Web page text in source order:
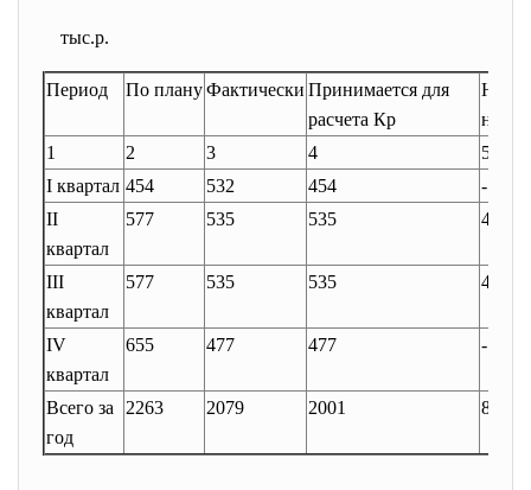
тыс.р.
Период По плануФактически Принимается для
расчета Кр
1
2 3 4
5
I квартал 454 532 454
-
II
квартал
577 535 535 42
III
квартал
577 535 535 42
IV
квартал
655 477 477 -
Всего за
год
2263 2079 2001 84